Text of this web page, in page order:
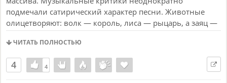
Вот посмотрите, на видео-клипе сильно видно, что я
уже сонный? Видео-запись сделана около 2х часов ночи.
день до закрытия приема заявок.
Далее у организаторов было 20 дней на проверку
оставшихся анкет с резюме. Когда эти дни подходили к
подмечали сатирический характер песни. Животные
олицетворяют: волк — король, лиса — рыцарь, а заяц —
духовник. Во втором куплете окситанской версии песни
описывается тяжкая доля крестьянина, трудившегося
целый год, но ничего не получившего. В бургундской
версии подтекстом служит участие простолюдина в
ЧИТАТЬ ПОЛНОСТЬЮ
4 4
4